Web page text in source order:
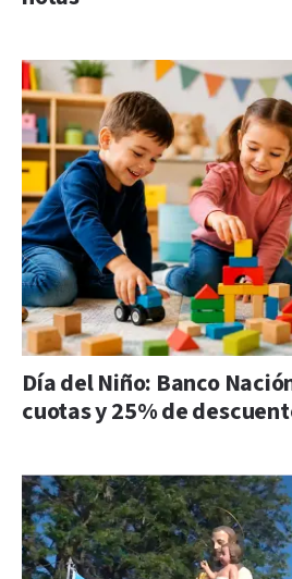
Día del Niño: Banco
cuotas y 25% de